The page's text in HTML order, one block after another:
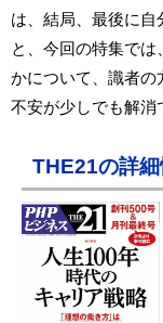
は、結局、最後に
と、今回の特集では
かについて、識者の
不安が少しでも解消
THE21の詳細